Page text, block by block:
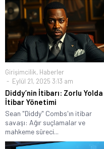
Girişimcilik, Haberler
Eylül 21, 2025 3:13 am
Diddy’nin İtibarı: Zorlu Yolda
İtibar Yönetimi
Sean "Diddy" Combs'ın itibar
savaşı: Ağır suçlamalar ve
mahkeme süreci...